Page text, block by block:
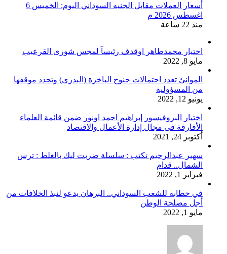
أسعار العملات مقابل الجنيه السوداني اليوم: الخميس 6
اغسطس 2026 م
منذ 22 ساعة
اختيار محمدطاهر اوقدف رئيسآ لمجس شورى القرعيب
مايو 8, 2022
الموانئ تعدد احتمالات جنوح الباخرة (البدري) وتحدد موقفها
من المسؤولية
يونيو 12, 2022
اختيار البروفيسور إبراهيم احمد اونور ضمن قائمة العلماء
الأفارقة فى مجال إدارة الأعمال والاقتصاد
أكتوبر 24, 2021
سهير عبدالرحيم تكتب : سلسلة ضربت ليك بالغلط : ترس
الشمال.. قدام
فبراير 1, 2022
في خطابه للشعب السوداني.. البرهان يدعو لنبذ الخلافات من
أجل مصلحة الوطن
مايو 1, 2022